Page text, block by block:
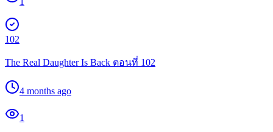
102
The Real Daughter Is Back ตอนที่ 102
4 months ago
1